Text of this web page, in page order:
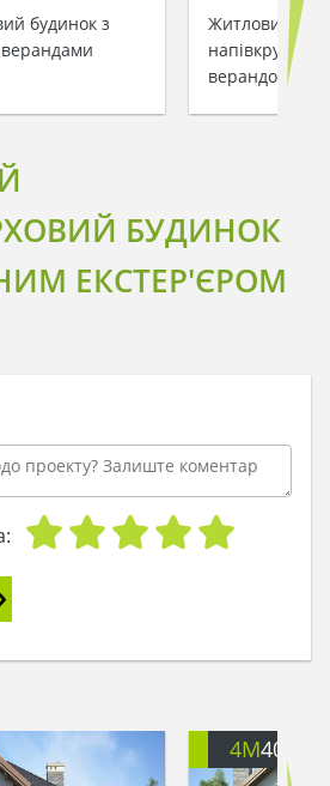
будинок з
Житловий
верандою
БУДИНОК
ЕКСТЕР'ЄРОМ
4M401